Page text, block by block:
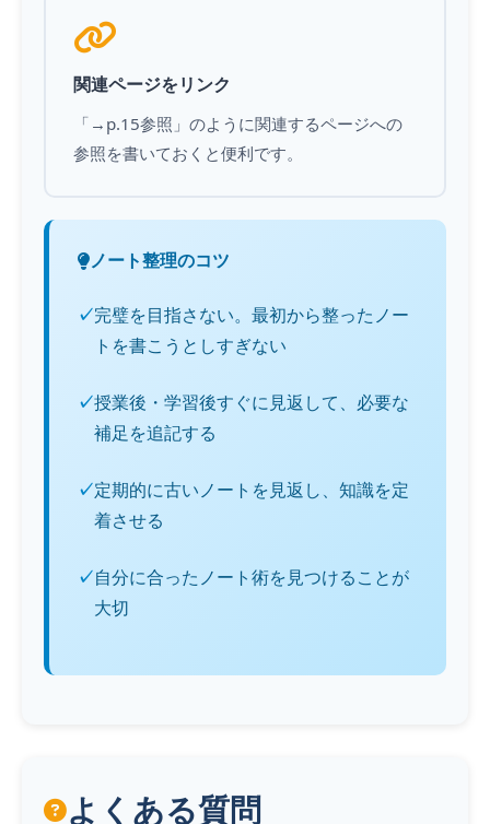
関連ページをリンク
「→p.15参照」のように関連するページへの
参照を書いておくと便利です。
ノート整理のコツ
完璧を目指さない。最初から整ったノー
トを書こうとしすぎない
授業後・学習後すぐに見返して、必要な
補足を追記する
定期的に古いノートを見返し、知識を定
着させる
自分に合ったノート術を見つけることが
大切
よくある質問